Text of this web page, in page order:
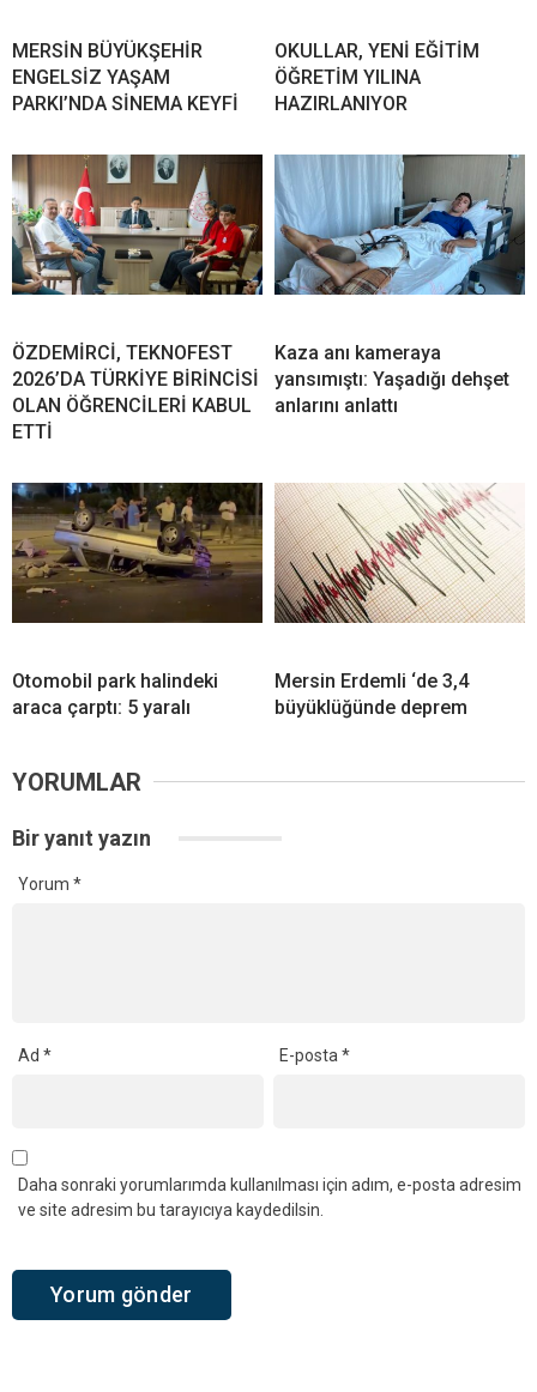
MERSİN BÜYÜKŞEHİR
ENGELSİZ YAŞAM
PARKI’NDA SİNEMA KEYFİ
OKULLAR, YENİ EĞİTİM
ÖĞRETİM YILINA
HAZIRLANIYOR
ÖZDEMİRCİ, TEKNOFEST
2026’DA TÜRKİYE BİRİNCİSİ
OLAN ÖĞRENCİLERİ KABUL
ETTİ
Kaza anı kameraya
yansımıştı: Yaşadığı dehşet
anlarını anlattı
Otomobil park halindeki
araca çarptı: 5 yaralı
Mersin Erdemli ‘de 3,4
büyüklüğünde deprem
YORUMLAR
Bir yanıt yazın
Yorum *
Ad * E-posta*
Daha sonraki yorumlarımda kullanılması için adım, e-posta adresim
ve site adresim bu tarayıcıya kaydedilsin.